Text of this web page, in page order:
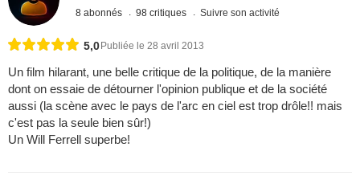
8 abonnés 98 critiques Suivre son activité
5,0 Publiée le 28 avril 2013
Un film hilarant, une belle critique de la politique, de la manière
dont on essaie de détourner l'opinion publique et de la société
aussi (la scène avec le pays de l'arc en ciel est trop drôle!! mais
c'est pas la seule bien sûr!)
Un Will Ferrell superbe!